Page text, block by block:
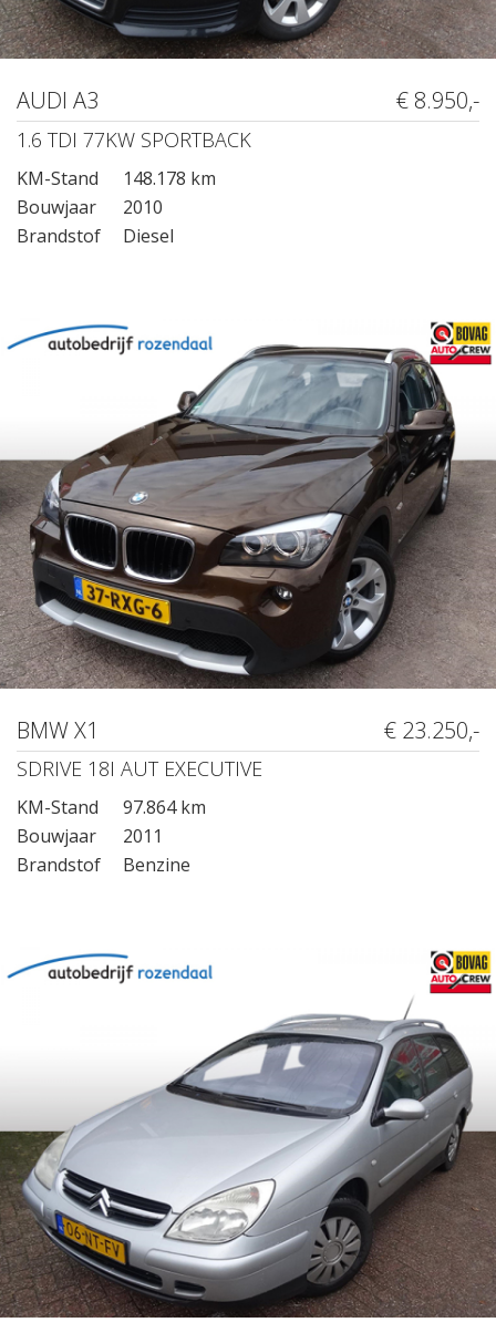
AUDI A3 € 8.950,-
1.6 TDI 77KW SPORTBACK
KM-Stand
148.178 km
Bouwjaar
2010
Brandstof
Diesel
BMW X1 € 23.250,-
SDRIVE 18I AUT EXECUTIVE
KM-Stand
97.864 km
Bouwjaar
2011
Brandstof
Benzine